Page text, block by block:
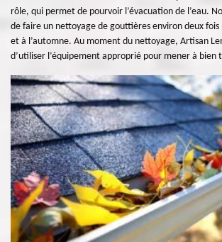
rôle, qui permet de pourvoir l’évacuation de l’eau.
de faire un nettoyage de gouttières environ deux
et à l’automne. Au moment du nettoyage, Artisan
d’utiliser l’équipement approprié pour mener à bien